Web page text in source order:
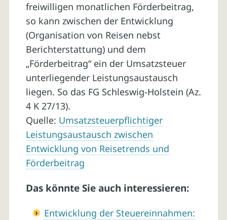
freiwilligen monatlichen Förderbeitrag,
so kann zwischen der Entwicklung
(Organisation von Reisen nebst
Berichterstattung) und dem
„Förderbeitrag“ ein der Umsatzsteuer
unterliegender Leistungsaustausch
liegen. So das FG Schleswig-Holstein (Az.
4 K 27/13).
Quelle: Umsatzsteuerpflichtiger
Leistungsaustausch zwischen
Entwicklung von Reisetrends und
Förderbeitrag
Das könnte Sie auch interessieren:
Entwicklung der Steuereinnahmen: